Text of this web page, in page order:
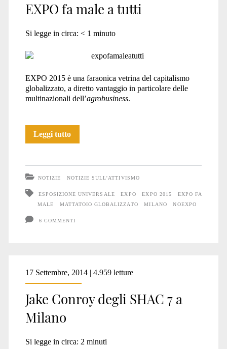
EXPO fa male a tutti
Si legge in circa: < 1 minuto
EXPO 2015 è una faraonica vetrina del capitalismo
globalizzato, a diretto vantaggio in particolare delle
multinazionali dell’agrobusiness.
Leggi tuttoEXPO
tutti
NOTIZIE NOTIZIE SULL'ATTIVISMO
ESPOSIZIONE UNIVERSALE EXPO EXPO 2015
EXPO FA
MALE
MATTATOIO GLOBALIZZATO MILANO NOEXPO
6 COMMENTI
17 Settembre, 2014 | 4.959 letture
Jake Conroy degli SHAC 7 a
Milano
Si legge in circa: 2 minuti